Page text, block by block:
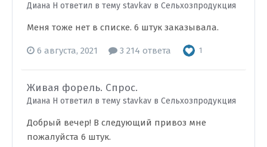
Диана Н ответил в тему stavkav в Сельхозпродукция
Меня тоже нет в списке. 6 штук заказывала.
6 августа, 2021 3 214 ответа 1
Живая форель. Спрос.
Диана Н ответил в тему stavkav в Сельхозпродукция
Добрый вечер! В следующий привоз мне
пожалуйста 6 штук.